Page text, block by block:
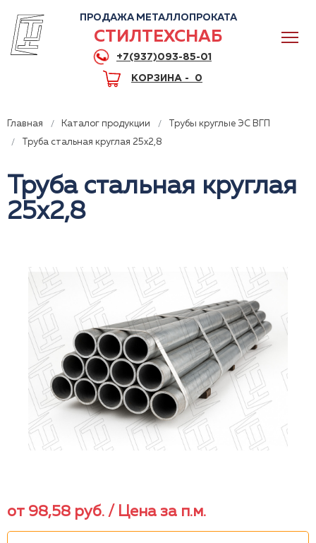
0
ПРОДАЖА МЕТАЛЛОПРОКАТА
СТИЛТЕХСНАБ
+7(937)093-85-01
КОРЗИНА - 0
Главная Каталог продукции
Трубы круглые ЭС ВГП
Труба стальная круглая 25x2,8
Труба стальная круглая
25x2,8
от 98,58 руб. / Цена за п.м.